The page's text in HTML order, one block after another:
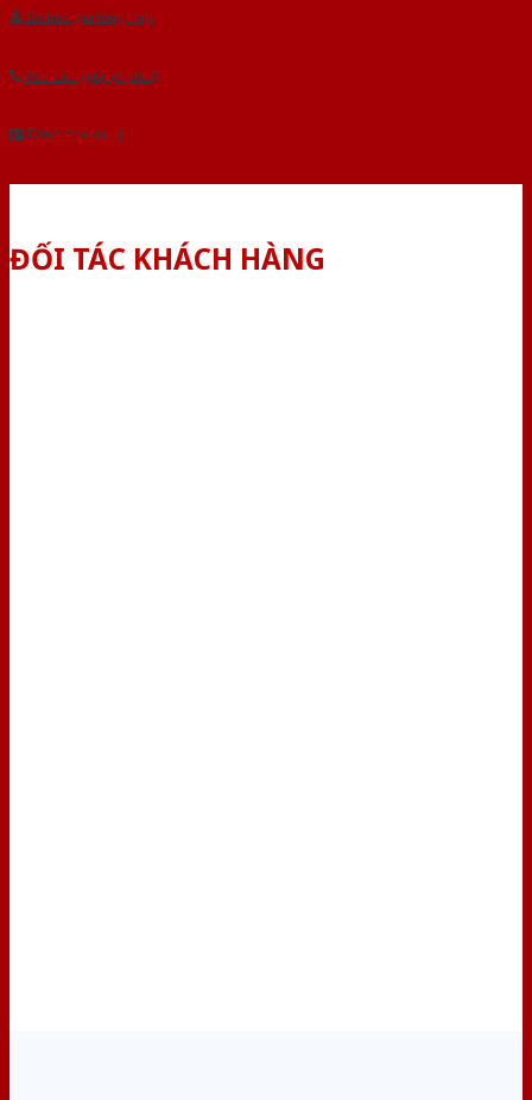
Tải báo giá tổng hợp
Yêu cầu gọi lại (3 phút)
Dành cho đại lý
ĐỐI TÁC KHÁCH HÀNG